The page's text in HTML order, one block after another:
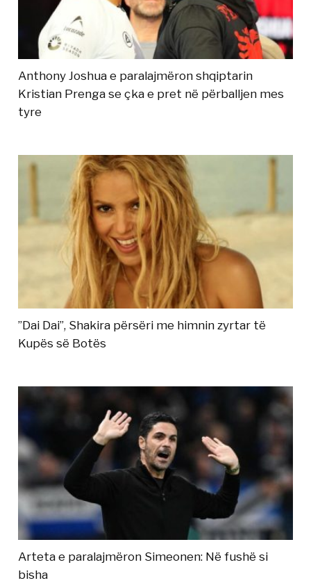
Anthony Joshua e paralajmëron shqiptarin
Kristian Prenga se çka e pret në përballjen mes
tyre
”Dai Dai”, Shakira përsëri me himnin zyrtar të
Kupës së Botës
Arteta e paralajmëron Simeonen: Në fushë si
bisha